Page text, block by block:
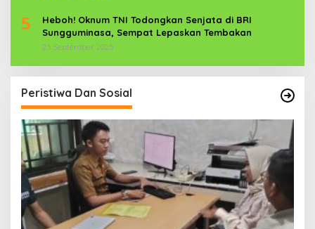
5
Heboh! Oknum TNI Todongkan Senjata di BRI
Sungguminasa, Sempat Lepaskan Tembakan
25 September 2025
Peristiwa Dan Sosial